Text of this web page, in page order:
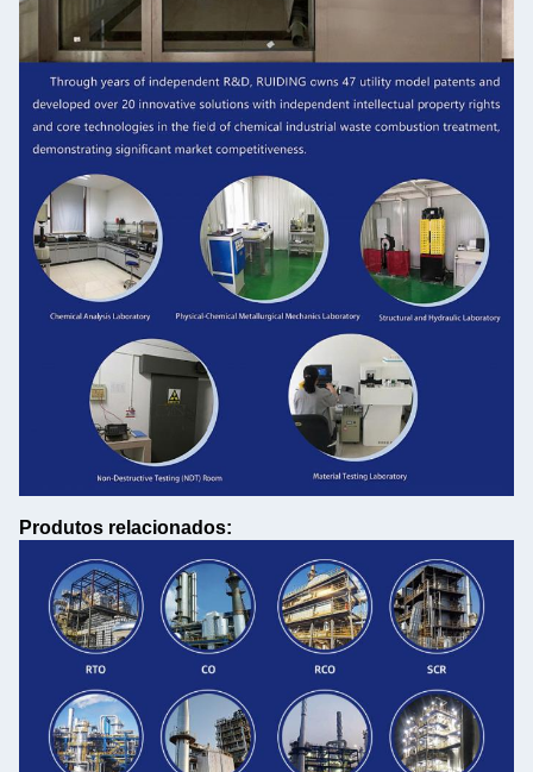
Produtos relacionados: